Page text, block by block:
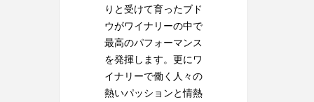
りと受けて育ったブド
ウがワイナリーの中で
最高のパフォーマンス
を発揮します。更にワ
イナリーで働く人々の
熱いパッションと情熱